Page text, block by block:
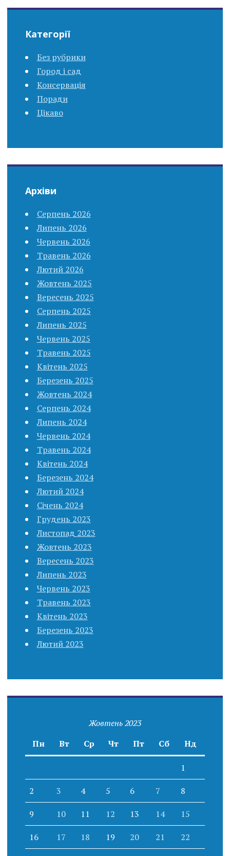
Категорії
Без рубрики
Город і сад
Консервація
Поради
Цікаво
Архіви
Серпень 2026
Липень 2026
Червень 2026
Травень 2026
Лютий 2026
Жовтень 2025
Вересень 2025
Серпень 2025
Липень 2025
Червень 2025
Травень 2025
Квітень 2025
Березень 2025
Жовтень 2024
Серпень 2024
Липень 2024
Червень 2024
Травень 2024
Квітень 2024
Березень 2024
Лютий 2024
Січень 2024
Грудень 2023
Листопад 2023
Жовтень 2023
Вересень 2023
Липень 2023
Червень 2023
Травень 2023
Квітень 2023
Березень 2023
Лютий 2023
Жовтень 2023
Пн
Вт Ср Чт Пт Сб Нд
1
2 3 4 5 6 7 8
9 10 11 12 13 14 15
16 17 18 19 20 21 22